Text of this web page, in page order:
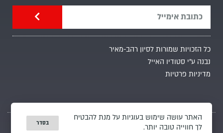
כל הזכויות שמורות לסיון רהב-מאיר
נבנה ע"י סטודיו האייל
מדיניות פרטיות
האתר עושה שימוש בעוגיות על מנת להבטיח
לך חווייה טובה יותר.
בסדר